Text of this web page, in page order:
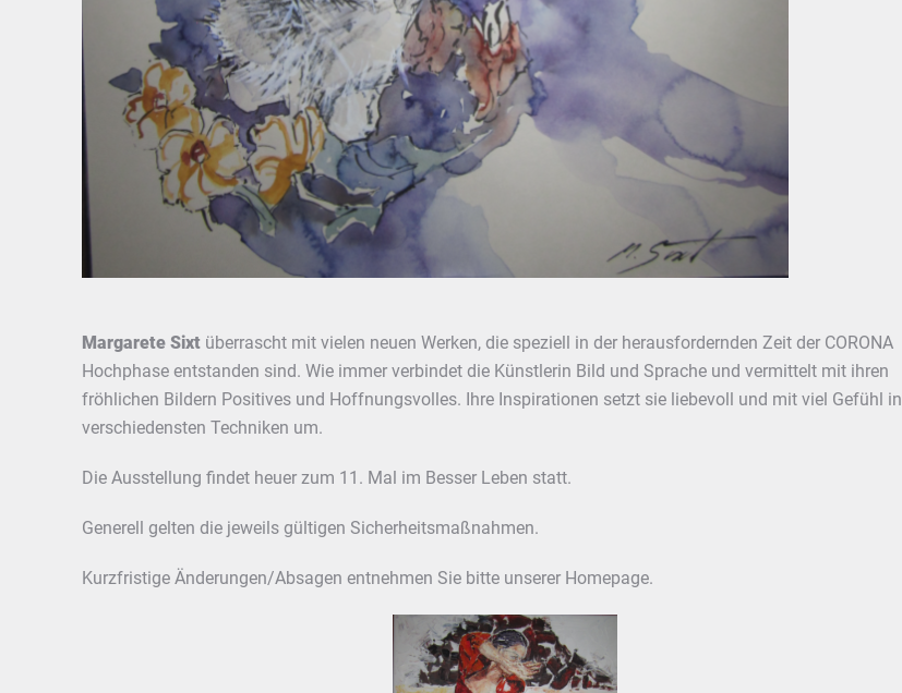
Margarete Sixt überrascht mit vielen neuen Werken, die speziell in der herausfordernden Zeit der CORONA
Hochphase entstanden sind. Wie immer verbindet die Künstlerin Bild und Sprache und vermittelt mit ihren
fröhlichen Bildern Positives und Hoffnungsvolles. Ihre Inspirationen setzt sie liebevoll und mit viel Gefühl in
verschiedensten Techniken um.
Die Ausstellung findet heuer zum 11. Mal im Besser Leben statt.
Generell gelten die jeweils gültigen Sicherheitsmaßnahmen.
Kurzfristige Änderungen/Absagen entnehmen Sie bitte unserer Homepage.